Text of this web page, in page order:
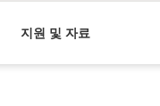
지원 및 자료